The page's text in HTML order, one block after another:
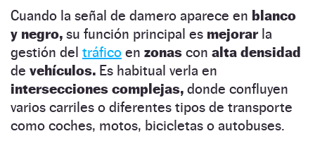
Cuando la señal de damero aparece en blanco
y negro, su función principal es mejorar la
gestión del tráfico en zonas con alta densidad
de vehículos. Es habitual verla en
intersecciones complejas, donde confluyen
varios carriles o diferentes tipos de transporte
como coches, motos, bicicletas o autobuses.